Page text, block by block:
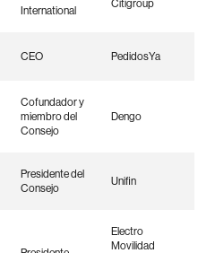
International
Citigroup
CEO PedidosYa
Cofundador y
miembro del
Consejo
Dengo
Presidente del
Consejo
Unifin
Electro
Movilidad